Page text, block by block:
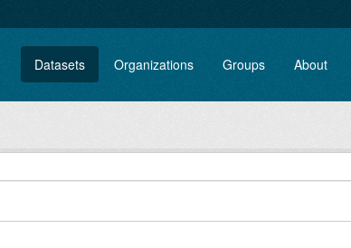
Datasets Organizations Groups About